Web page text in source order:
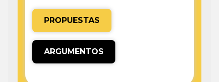
PROPUESTAS
ARGUMENTOS